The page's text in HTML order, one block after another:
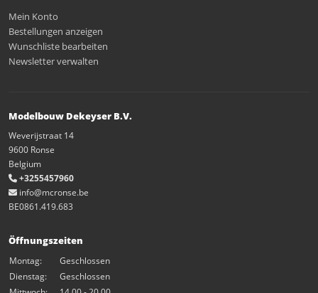
Mein Konto
Bestellungen anzeigen
Wunschliste bearbeiten
Newsletter verwalten
Modelbouw Dekeyser B.V.
Weverijstraat 14
9600 Ronse
Belgium
+3255457960
info@mcronse.be
BE0861.419.683
Öffnungszeiten
Montag:
Geschlossen
Dienstag:
Geschlossen